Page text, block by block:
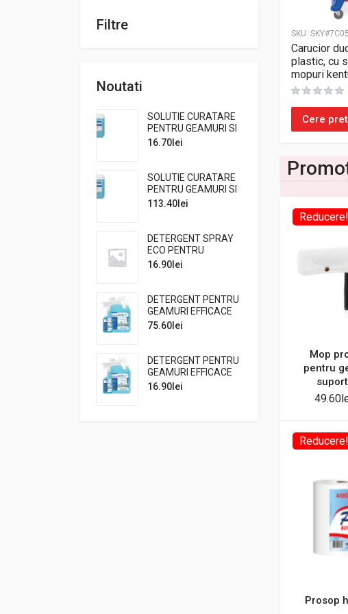
Filtre
Noutati
SOLUTIE CURATARE
PENTRU GEAMURI SI
MULTISUPRAFETE
16.70 lei
SOLUTIE CURATARE
PENTRU GEAMURI SI
MULTISUPRAFETE
113.40 lei
DETERGENT SPRAY
ECO PENTRU
GEAMURI VERDE ECO
16.90 lei
DETERGENT PENTRU
GEAMURI EFFICACE
VETRI, 5 litri
75.60 lei
DETERGENT PENTRU
GEAMURI EFFICACE
VETRI, flacon 750 ml
16.90 lei
SKU:
Carucior
plastic, cu
mopuri
Cere pret
Reducere!
Mop
pentru
49.60
Reducere!
Prosop